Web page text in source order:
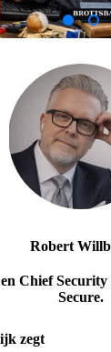
Robert
Chief
Secure.
zegt